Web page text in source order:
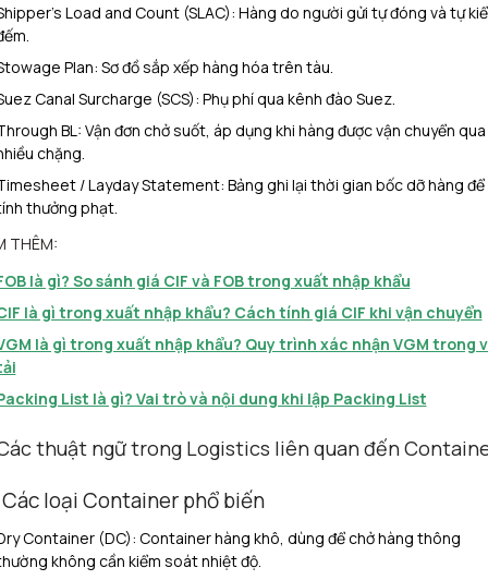
Load and Count (SLAC): Hàng do người gửi tự đóng và tự
Plan: Sơ đồ sắp xếp hàng hóa trên tàu.
Canal Surcharge (SCS): Phụ phí qua kênh đào Suez.
BL: Vận đơn chở suốt, áp dụng khi hàng được vận chuyển qua
chặng.
/ Layday Statement: Bảng ghi lại thời gian bốc dỡ hàng để
thưởng phạt.
THÊM:
là gì? So sánh giá CIF và FOB trong xuất nhập khẩu
là gì trong xuất nhập khẩu? Cách tính giá CIF khi vận chuyển
là gì trong xuất nhập khẩu? Quy trình xác nhận VGM trong
List là gì? Vai trò và nội dung khi lập Packing List
thuật ngữ trong Logistics liên quan đến
Các loại Container phổ biến
Container (DC): Container hàng khô, dùng để chở hàng thông
không cần kiểm soát nhiệt độ.